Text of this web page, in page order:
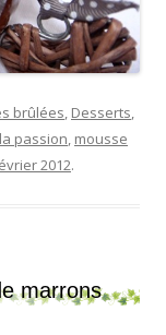
brûlées, Desserts,
passion, mousse
2012.
marrons